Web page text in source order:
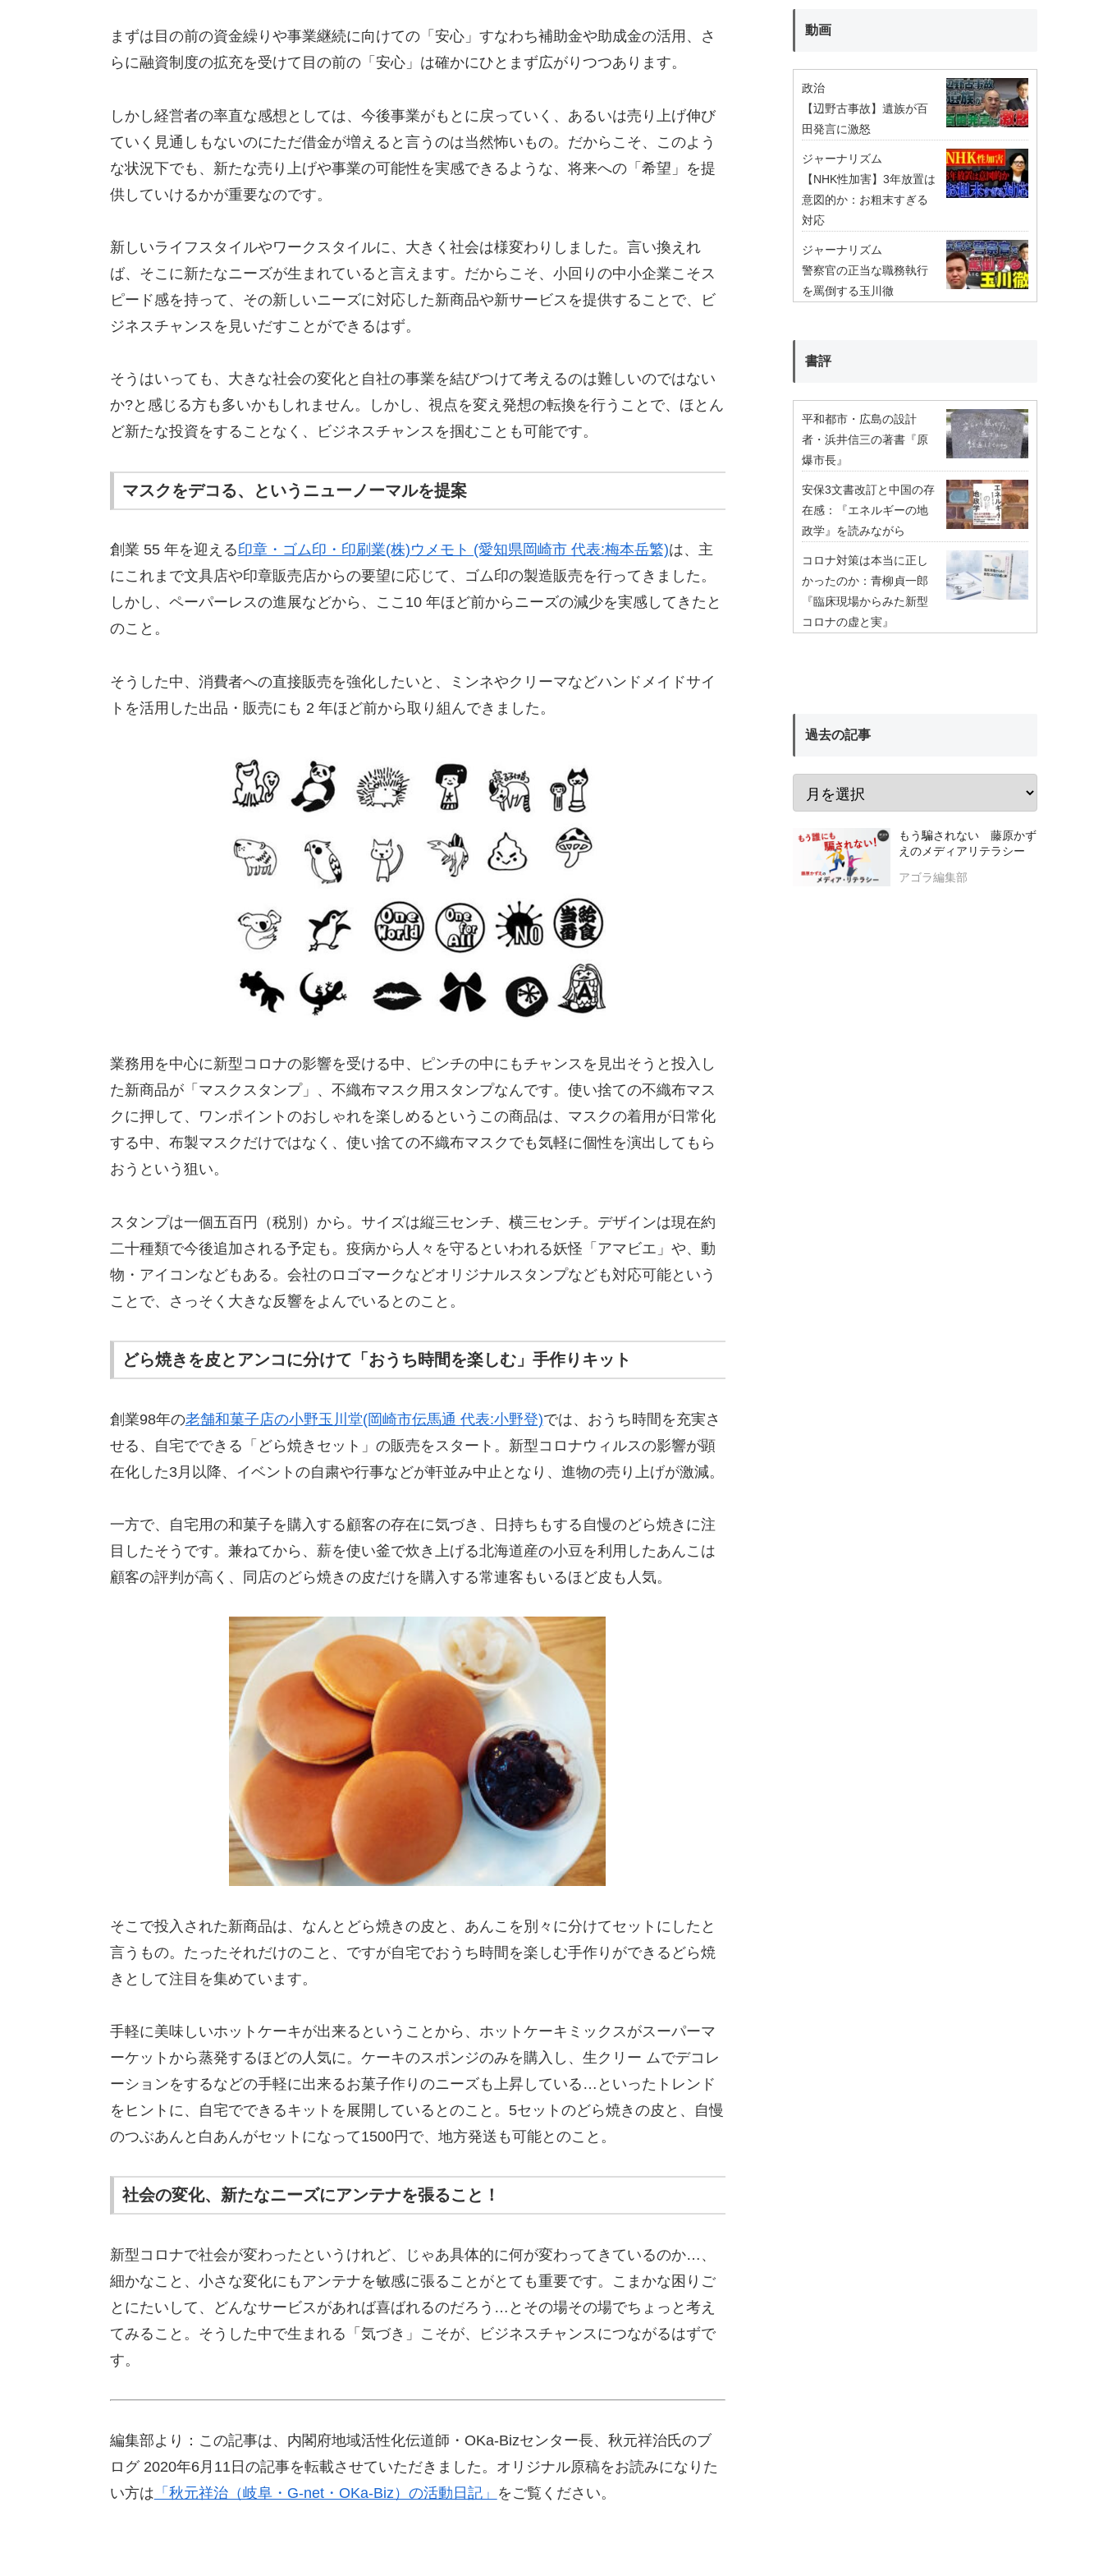
まずは目の前の資金繰りや事業継続に向けての「安心」すなわち補助金や助成金の活用、さ
らに融資制度の拡充を受けて目の前の「安心」は確かにひとまず広がりつつあります。
しかし経営者の率直な感想としては、今後事業がもとに戻っていく、あるいは売り上げ伸び
ていく見通しもないのにただ借金が増えると言うのは当然怖いもの。だからこそ、このよう
な状況下でも、新たな売り上げや事業の可能性を実感できるような、将来への「希望」を提
供していけるかが重要なのです。
新しいライフスタイルやワークスタイルに、大きく社会は様変わりしました。言い換えれ
ば、そこに新たなニーズが生まれていると言えます。だからこそ、小回りの中小企業こそス
ピード感を持って、その新しいニーズに対応した新商品や新サービスを提供することで、ビ
ジネスチャンスを見いだすことができるはず。
そうはいっても、大きな社会の変化と自社の事業を結びつけて考えるのは難しいのではない
か?と感じる方も多いかもしれません。しかし、視点を変え発想の転換を行うことで、ほとん
ど新たな投資をすることなく、ビジネスチャンスを掴むことも可能です。
マスクをデコる、というニューノーマルを提案
創業 55 年を迎える印章・ゴム印・印刷業(株)ウメモト (愛知県岡崎市 代表:梅本岳繁)は、主
にこれまで文具店や印章販売店からの要望に応じて、ゴム印の製造販売を行ってきました。
しかし、ペーパーレスの進展などから、ここ10 年ほど前からニーズの減少を実感してきたと
のこと。
そうした中、消費者への直接販売を強化したいと、ミンネやクリーマなどハンドメイドサイ
トを活用した出品・販売にも 2 年ほど前から取り組んできました。
業務用を中心に新型コロナの影響を受ける中、ピンチの中にもチャンスを見出そうと投入し
た新商品が「マスクスタンプ」、不織布マスク用スタンプなんです。使い捨ての不織布マス
クに押して、ワンポイントのおしゃれを楽しめるというこの商品は、マスクの着用が日常化
する中、布製マスクだけではなく、使い捨ての不織布マスクでも気軽に個性を演出してもら
おうという狙い。
スタンプは一個五百円（税別）から。サイズは縦三センチ、横三センチ。デザインは現在約
二十種類で今後追加される予定も。疫病から人々を守るといわれる妖怪「アマビエ」や、動
物・アイコンなどもある。会社のロゴマークなどオリジナルスタンプなども対応可能という
ことで、さっそく大きな反響をよんでいるとのこと。
どら焼きを皮とアンコに分けて「おうち時間を楽しむ」手作りキット
創業98年の老舗和菓子店の小野玉川堂(岡崎市伝馬通 代表:小野登)では、おうち時間を充実さ
せる、自宅でできる「どら焼きセット」の販売をスタート。新型コロナウィルスの影響が顕
在化した3月以降、イベントの自粛や行事などが軒並み中止となり、進物の売り上げが激減。
一方で、自宅用の和菓子を購入する顧客の存在に気づき、日持ちもする自慢のどら焼きに注
目したそうです。兼ねてから、薪を使い釜で炊き上げる北海道産の小豆を利用したあんこは
顧客の評判が高く、同店のどら焼きの皮だけを購入する常連客もいるほど皮も人気。
そこで投入された新商品は、なんとどら焼きの皮と、あんこを別々に分けてセットにしたと
言うもの。たったそれだけのこと、ですが自宅でおうち時間を楽しむ手作りができるどら焼
きとして注目を集めています。
手軽に美味しいホットケーキが出来るということから、ホットケーキミックスがスーパーマ
ーケットから蒸発するほどの人気に。ケーキのスポンジのみを購入し、生クリー ムでデコレ
ーションをするなどの手軽に出来るお菓子作りのニーズも上昇している…といったトレンド
をヒントに、自宅でできるキットを展開しているとのこと。5セットのどら焼きの皮と、自慢
のつぶあんと白あんがセットになって1500円で、地方発送も可能とのこと。
社会の変化、新たなニーズにアンテナを張ること！
新型コロナで社会が変わったというけれど、じゃあ具体的に何が変わってきているのか…、
細かなこと、小さな変化にもアンテナを敏感に張ることがとても重要です。こまかな困りご
とにたいして、どんなサービスがあれば喜ばれるのだろう…とその場その場でちょっと考え
てみること。そうした中で生まれる「気づき」こそが、ビジネスチャンスにつながるはずで
す。
編集部より：この記事は、内閣府地域活性化伝道師・OKa-Bizセンター長、秋元祥治氏のブ
ログ 2020年6月11日の記事を転載させていただきました。オリジナル原稿をお読みになりた
い方は 「秋元祥治（岐阜・G-net・OKa-Biz）の活動日記」 をご覧ください。
動画
政治
【辺野古事故】遺族が百
田発言に激怒
ジャーナリズム
【NHK性加害】3年放置は
意図的か：お粗末すぎる
対応
ジャーナリズム
警察官の正当な職務執行
を罵倒する玉川徹
書評
平和都市・広島の設計
者・浜井信三の著書『原
爆市長』
安保3文書改訂と中国の存
在感：『エネルギーの地
政学』を読みながら
コロナ対策は本当に正し
かったのか：青柳貞一郎
『臨床現場からみた新型
コロナの虚と実』
過去の記事
もう騙されない 藤原かず
えのメディアリテラシー
アゴラ編集部